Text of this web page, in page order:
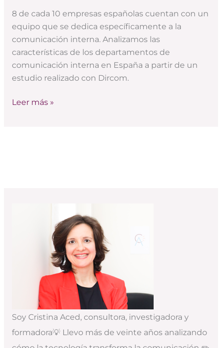
8 de cada 10 empresas españolas cuentan con un
equipo que se dedica específicamente a la
comunicación interna. Analizamos las
características de los departamentos de
comunicación interna en España a partir de un
estudio realizado con Dircom.
Leer más »
Soy Cristina Aced, consultora, investigadora y
formadora💡 Llevo más de veinte años analizando